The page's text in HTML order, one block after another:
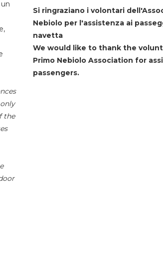
the
Si ringraziano i volontari
Nebiolo per l'assistenza ai
navetta
We would like to thank the
Primo Nebiolo Association for
passengers.